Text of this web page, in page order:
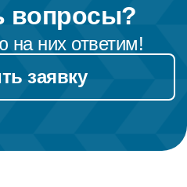
вопросы?
на них ответим!
заявку